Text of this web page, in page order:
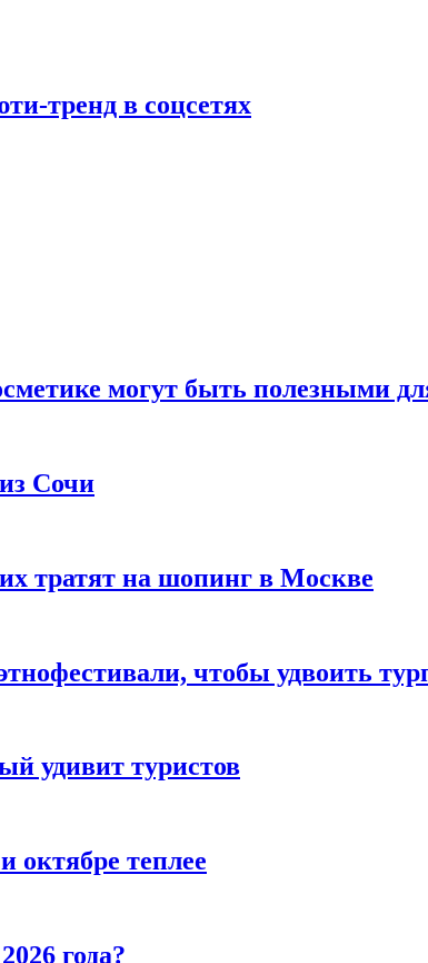
тренд в соцсетях
могут быть полезными
Сочи
тратят на шопинг в Москве
чтобы удвоить
удивит туристов
октябре теплее
года?